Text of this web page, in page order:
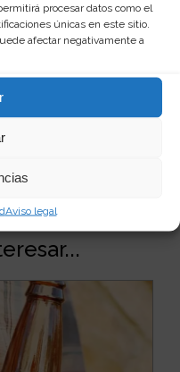
procesar datos como el
únicas en este sitio.
afectar negativamente a
Aviso legal